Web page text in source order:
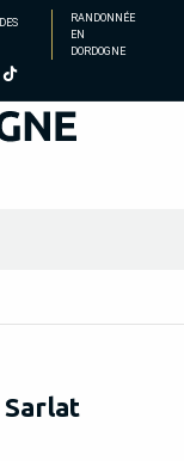
RANDONNÉE
EN
DORDOGNE
Sarlat